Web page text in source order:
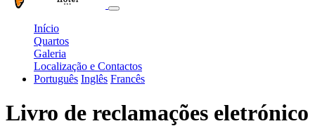
Início
Quartos
Galeria
Localização e Contactos
Português Inglês Francês
Livro de reclamações eletrónico